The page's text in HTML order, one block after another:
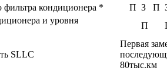
кондиционера *
П З П
и уровня
П
SLLC
Первая
80тыс.км